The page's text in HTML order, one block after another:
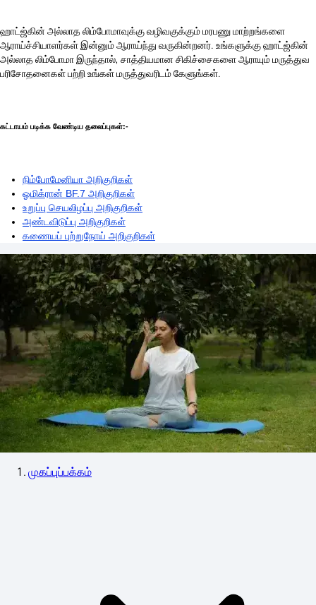
ஹாட்ஜ்கின் அல்லாத லிம்போமாவுக்கு வழிவகுக்கும் மரபணு மாற்றங்களை
ஆராய்ச்சியாளர்கள் இன்னும் ஆராய்ந்து வருகின்றனர். உங்களுக்கு ஹாட்ஜ்கின்
அல்லாத லிம்போமா இருந்தால், சாத்தியமான சிகிச்சைகளை ஆராயும் மருத்துவ
பரிசோதனைகள் பற்றி உங்கள் மருத்துவரிடம் கேளுங்கள்.
கட்டாயம் படிக்க வேண்டிய தலைப்புகள்:-
நிம்போமேனியா அறிகுறிகள்
ஓமிக்ரான் BF.7 அறிகுறிகள்
உறுப்பு செயலிழப்பு அறிகுறிகள்
அண்டவிடுப்பு அறிகுறிகள்
கணையப் புற்றுநோய் அறிகுறிகள்
முகப்புப்பக்கம்